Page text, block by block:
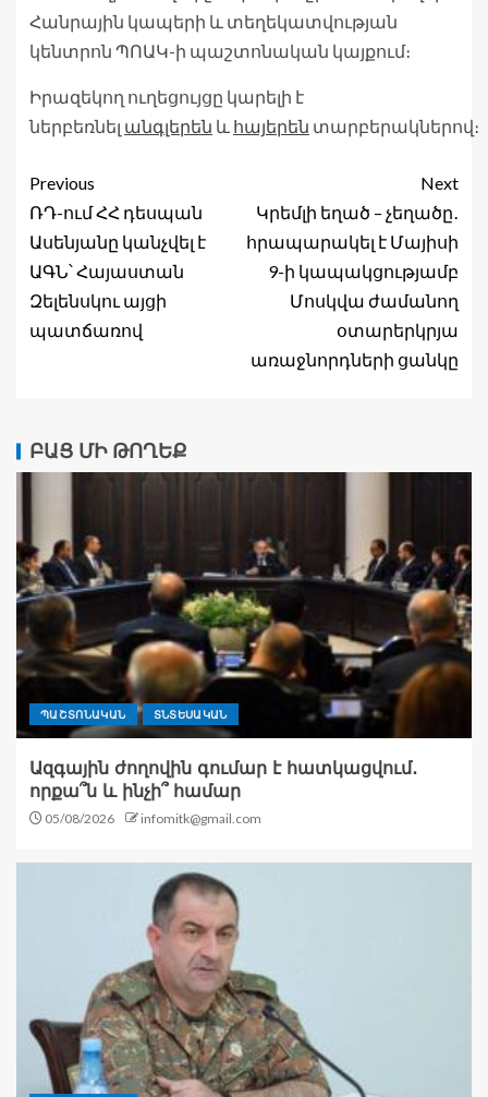
Հանրային կապերի և տեղեկատվության
կենտրոն ՊՈԱԿ-ի պաշտոնական կայքում։
Իրազեկող ուղեցույցը կարելի է
ներբեռնել անգլերեն և հայերեն տարբերակներով։
Previous
ՌԴ-ում ՀՀ դեսպան
Ասենյանը կանչվել է
ԱԳՆ՝ Հայաստան
Զելենսկու այցի
պատճառով
Next
Կրեմլի եղած – չեղածը․
հրապարակել է Մայիսի
9-ի կապակցությամբ
Մոսկվա ժամանող
օտարերկրյա
առաջնորդների ցանկը
ԲԱՑ ՄԻ ԹՈՂԵՔ
ՊԱՇՏՈՆԱԿԱՆ ՏՆՏԵՍԱԿԱՆ
Ազգային ժողովին գումար է հատկացվում․
որքա՞ն և ինչի՞ համար
05/08/2026 infomitk@gmail.com